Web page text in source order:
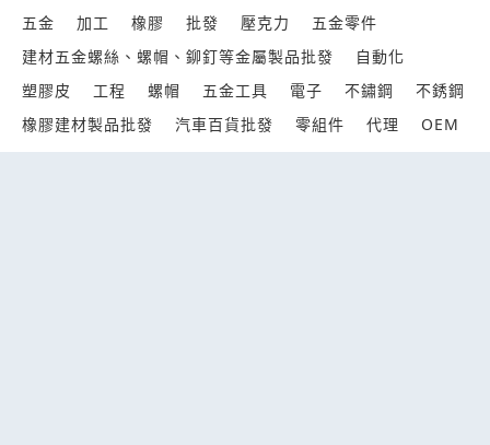
五金
加工 橡膠 批發 壓克力
五金零件
建材五金螺絲、螺帽、鉚釘等金屬製品批發
自動化
塑膠皮
工程 螺帽 五金工具 電子 不鏽鋼
不銹鋼
橡膠建材製品批發
汽車百貨批發 零組件 代理 OEM